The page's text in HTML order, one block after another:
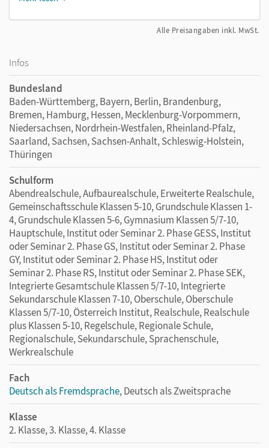
Alle Preisangaben inkl. MwSt.
Infos
Bundesland
Baden-Württemberg, Bayern, Berlin, Brandenburg,
Bremen, Hamburg, Hessen, Mecklenburg-Vorpommern,
Niedersachsen, Nordrhein-Westfalen, Rheinland-Pfalz,
Saarland, Sachsen, Sachsen-Anhalt, Schleswig-Holstein,
Thüringen
Schulform
Abendrealschule, Aufbaurealschule, Erweiterte Realschule,
Gemeinschaftsschule Klassen 5-10, Grundschule Klassen 1-
4, Grundschule Klassen 5-6, Gymnasium Klassen 5/7-10,
Hauptschule, Institut oder Seminar 2. Phase GESS, Institut
oder Seminar 2. Phase GS, Institut oder Seminar 2. Phase
GY, Institut oder Seminar 2. Phase HS, Institut oder
Seminar 2. Phase RS, Institut oder Seminar 2. Phase SEK,
Integrierte Gesamtschule Klassen 5/7-10, Integrierte
Sekundarschule Klassen 7-10, Oberschule, Oberschule
Klassen 5/7-10, Österreich Institut, Realschule, Realschule
plus Klassen 5-10, Regelschule, Regionale Schule,
Regionalschule, Sekundarschule, Sprachenschule,
Werkrealschule
Fach
Deutsch als Fremdsprache, Deutsch als Zweitsprache
Klasse
2. Klasse, 3. Klasse, 4. Klasse